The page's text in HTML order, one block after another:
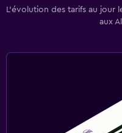
L’évolution des tarifs au
aux